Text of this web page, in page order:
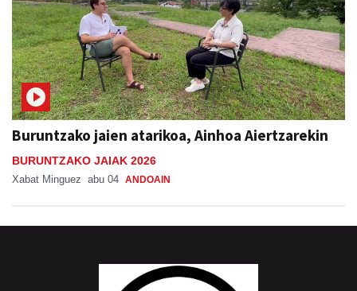
Buruntzako jaien atarikoa, Ainhoa Aiertzarekin
BURUNTZAKO JAIAK 2026
Xabat Minguez abu 04 ANDOAIN